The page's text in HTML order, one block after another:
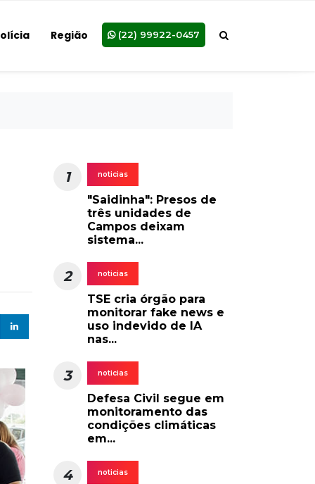
Região (22) 99922-0457
1 noticias
"Saidinha": Presos de
três unidades de
Campos deixam
sistema...
2 noticias
TSE cria órgão para
monitorar fake news e
uso indevido de IA
nas...
3 noticias
Defesa Civil segue em
monitoramento das
condições climáticas
em...
4 noticias